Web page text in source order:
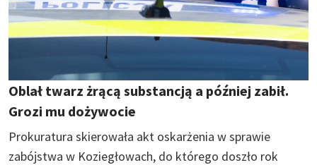
Oblał twarz żrącą substancją a później zabił.
Grozi mu dożywocie
Prokuratura skierowała akt oskarżenia w sprawie
zabójstwa w Koziegłowach, do którego doszło rok